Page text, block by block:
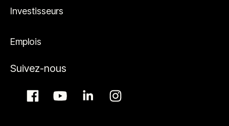
Investisseurs
Emplois
Suivez-nous